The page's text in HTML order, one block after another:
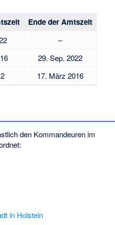
Ende der Amtszeit
–
29. Sep. 2022
17. März 2016
den Kommandeuren im
in Holstein